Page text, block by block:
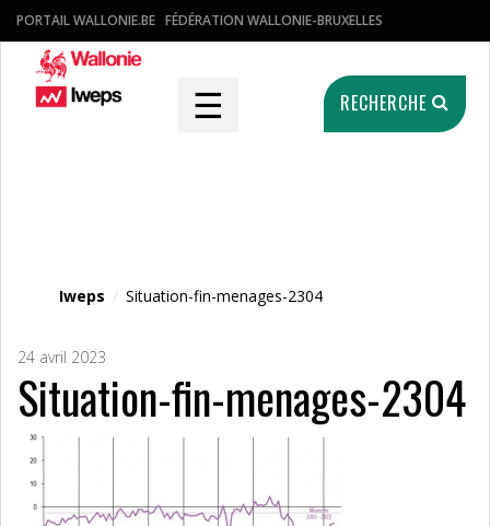
PORTAIL WALLONIE.BE FÉDÉRATION WALLONIE-BRUXELLES
☰ RECHERCHE
Iweps / Situation-fin-menages-2304
24 avril 2023
Situation-fin-menages-2304